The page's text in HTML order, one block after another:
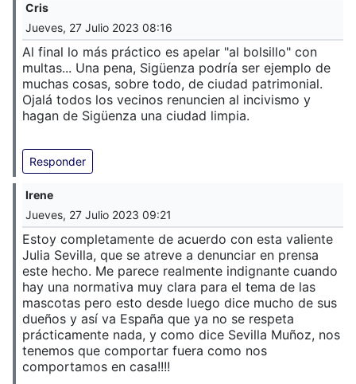
Cris
Jueves, 27 Julio 2023 08:16
Al final lo más práctico es apelar "al bolsillo" con
multas... Una pena, Sigüenza podría ser ejemplo de
muchas cosas, sobre todo, de ciudad patrimonial.
Ojalá todos los vecinos renuncien al incivismo y
hagan de Sigüenza una ciudad limpia.
Responder
Irene
Jueves, 27 Julio 2023 09:21
Estoy completamente de acuerdo con esta valiente
Julia Sevilla, que se atreve a denunciar en prensa
este hecho. Me parece realmente indignante cuando
hay una normativa muy clara para el tema de las
mascotas pero esto desde luego dice mucho de sus
dueños y así va España que ya no se respeta
prácticamente nada, y como dice Sevilla Muñoz, nos
tenemos que comportar fuera como nos
comportamos en casa!!!!